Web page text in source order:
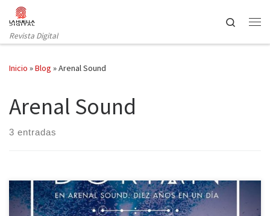
Saltar al contenido
Revista Digital
Search
Inicio »Blog »Arenal Sound
Arenal Sound
3 entradas